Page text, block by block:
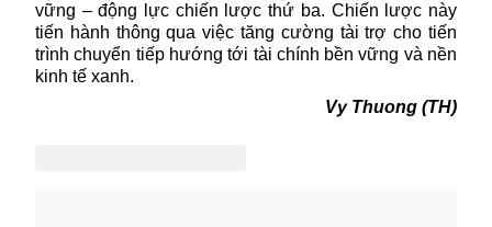
vững – động lực chiến lược thứ ba. Chiến lược này
tiến hành thông qua việc tăng cường tài trợ cho tiến
trình chuyển tiếp hướng tới tài chính bền vững và nền
kinh tế xanh.
Vy Thuong (TH)